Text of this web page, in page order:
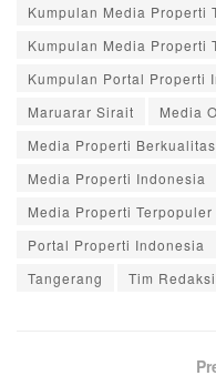
Kumpulan Media Properti
Kumpulan Media Properti
Kumpulan Portal Properti
Maruarar Sirait
Media
Media Properti Berkualitas
Media Properti Indonesia
Media Properti Terpopuler
Portal Properti Indonesia
Tangerang
Tim Redaksi